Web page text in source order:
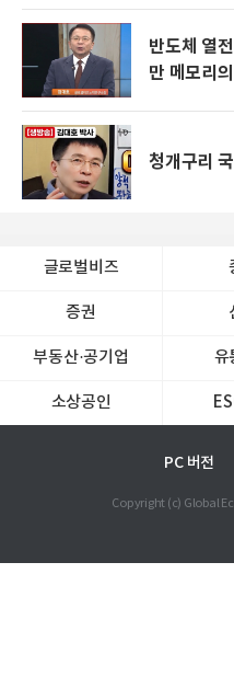
반도체 열
만 메모리
청개구리
글로벌비즈
증권
부동산·공기업 유
소상공인
PC 버전
Copyright (c) Global